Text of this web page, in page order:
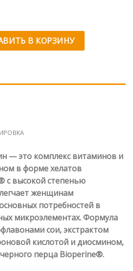
€12.51.
Gold-Vit® для женщин
В КОРЗИНУ
— это комплекс витаминов и
в форме хелатов
с высокой степенью
женщинам
потребностей в
микроэлементах. Формула
сои, экстрактом
кислотой и диосмином,
перца Bioperine®.